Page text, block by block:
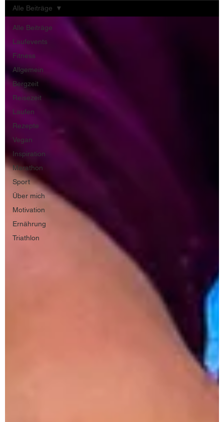
Alle Beiträge
Laufevents
Fitness
Allgemein
Bergzeit
Reisezeit
Laufen
Rezepte
Vegan
Inspiration
Marathon
Sport
Über mich
Motivation
Ernährung
Triathlon
Alle Beiträge